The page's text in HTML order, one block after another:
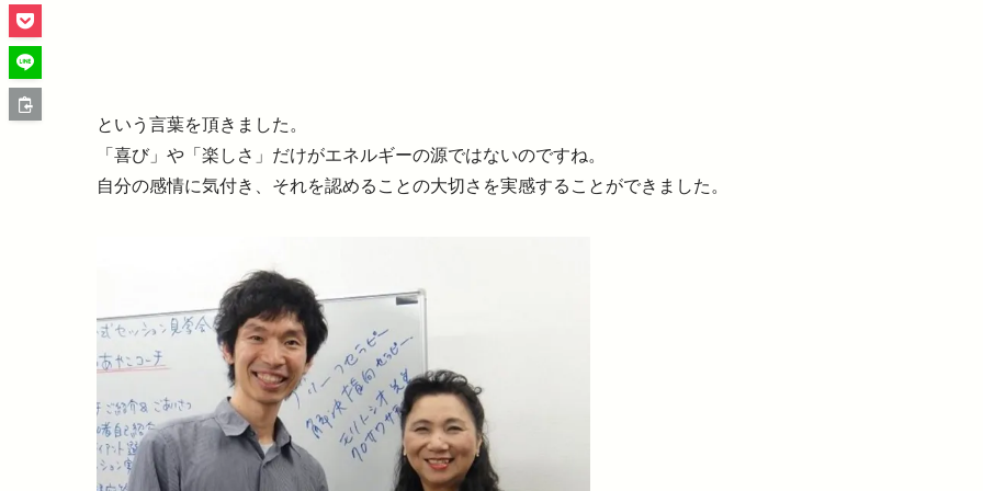
という言葉を頂きました。
「喜び」や「楽しさ」だけがエネルギーの源ではないのですね。
自分の感情に気付き、それを認めることの大切さを実感することができました。